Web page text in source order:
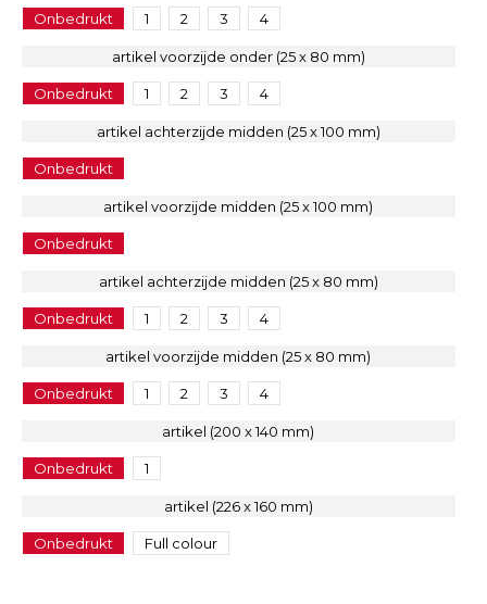
Onbedrukt 1 2 3 4
artikel voorzijde onder (25 x 80 mm)
Onbedrukt 1 2 3 4
artikel achterzijde midden (25 x 100 mm)
Onbedrukt
artikel voorzijde midden (25 x 100 mm)
Onbedrukt
artikel achterzijde midden (25 x 80 mm)
Onbedrukt 1 2 3 4
artikel voorzijde midden (25 x 80 mm)
Onbedrukt 1 2 3 4
artikel (200 x 140 mm)
Onbedrukt 1
artikel (226 x 160 mm)
Onbedrukt Full colour